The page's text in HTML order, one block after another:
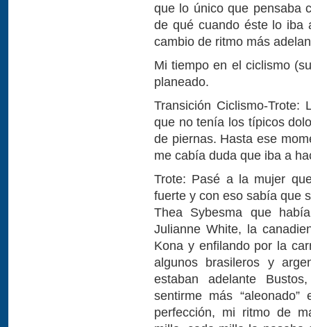
que lo único que pensaba
de qué cuando éste lo iba
cambio de ritmo más
Mi tiempo en el ciclismo
planeado.
Transición Ciclismo-
que no tenía los típicos
de piernas. Hasta ese
me cabía duda que iba a
Trote: Pasé a la mujer
fuerte y con eso sabía que
Thea Sybesma que
Julianne White, la
Kona y enfilando por la
algunos brasileros y
estaban adelante
sentirme más
perfección, mi ritmo de